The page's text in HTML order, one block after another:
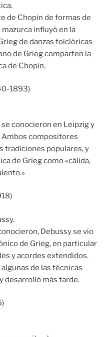
de Chopin de formas de
influyó en la
de danzas folclóricas
de Grieg comparten la
de Chopin.
1893)
conocieron en Leipzig y
compositores
tradiciones populares, y
de Grieg como «cálida,
Debussy se vio
de Grieg, en particular
y acordes extendidos.
de las técnicas
desarrolló más tarde.